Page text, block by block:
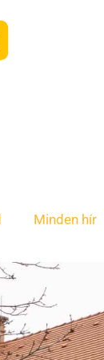
Minden hír